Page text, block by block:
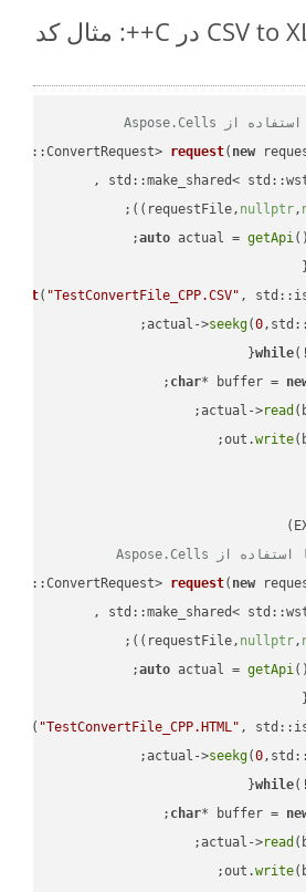
نحوه تبدیل CSV to XLTM در C++: مثال کد
request( new
nullptr,
))
;
auto actual = getApi
out( "TestConvertFile_CPP.CSV" ,
seekg(0
while
char* buffer =
read
write
request( new
nullptr,
))
;
auto actual = getApi
( "TestConvertFile_CPP.HTML" ,
seekg(0
while
char* buffer =
read
write